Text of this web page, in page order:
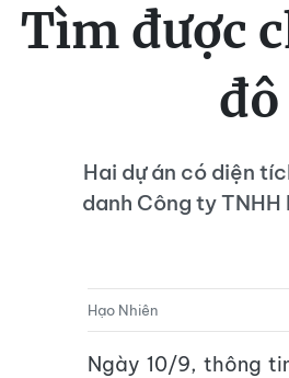
Tìm được
Hai dự án có diện
danh Công ty
Hạo Nhiên
Ngày 10/9, thông